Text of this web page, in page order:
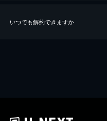
いつでも解約できますか